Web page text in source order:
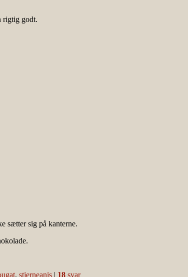
rigtig godt.
sætter sig på kanterne.
, stjerneanis | 18 svar